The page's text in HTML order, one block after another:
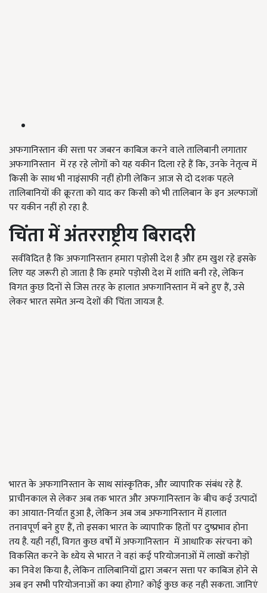
अफगानिस्तान की सत्ता पर जबरन काबिज करने वाले तालिबानी लगातार
अफगानिस्तान में रह रहे लोगों को यह यकीन दिला रहे हैं कि, उनके नेतृत्व में
किसी के साथ भी नाइंसाफी नहीं होगी लेकिन आज से दो दशक पहले
तालिबानियों की क्रूरता को याद कर किसी को भी तालिबान के इन अल्फाजों
पर यकीन नहीं हो रहा है.
चिंता में अंतरराष्ट्रीय बिरादरी
सर्वविदित है कि अफगानिस्तान हमारा पड़ोसी देश है और हम खुश रहे इसके
लिए यह जरूरी हो जाता है कि हमारे पड़ोसी देश में शांति बनी रहे, लेकिन
विगत कुछ दिनों से जिस तरह के हालात अफगानिस्तान में बने हुए हैं, उसे
लेकर भारत समेत अन्य देशों की चिंता जायज है.
भारत के अफगानिस्तान के साथ सांस्कृतिक, और व्यापारिक संबंध रहे हैं.
प्राचीनकाल से लेकर अब तक भारत और अफगानिस्तान के बीच कई उत्पादों
का आयात-निर्यात हुआ है, लेकिन अब जब अफगानिस्तान में हालात
तनावपूर्ण बने हुए हैं, तो इसका भारत के व्यापारिक हितों पर दुष्प्रभाव होना
तय है. यही नहीं, विगत कुछ वर्षों में अफगानिस्तान में आधारिक संरचना को
विकसित करने के ध्येय से भारत ने वहां कई परियोजनाओं में लाखों करोड़ों
का निवेश किया है, लेकिन तालिबानियों द्वारा जबरन सत्ता पर काबिज होने से
अब इन सभी परियोजनाओं का क्या होगा? कोई कुछ कह नही सकता. जानिएं